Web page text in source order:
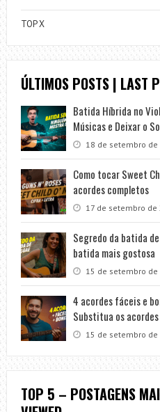
TOP X
ÚLTIMOS POSTS | LAST
Batida Híbrida no
Músicas e Deixar o
18 de setembro de
Como tocar Sweet
acordes completos
17 de setembro de
Segredo da batida
batida mais gostosa
15 de setembro de
4 acordes fáceis e
Substitua os
15 de setembro de
TOP 5 – POSTAGENS